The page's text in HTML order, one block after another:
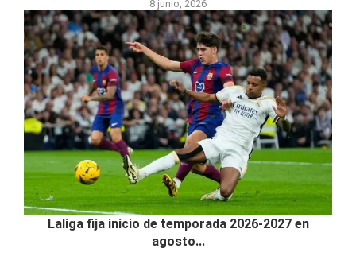
8 junio, 2026
Laliga fija inicio de temporada 2026-2027 en
agosto...